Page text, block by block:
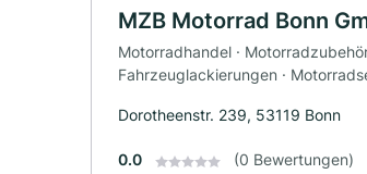
MZB Motorrad Bonn
Motorradhandel ·
Fahrzeuglackierungen ·
Dorotheenstr. 239, 53119 Bonn
0.0 (0 Bewertungen)